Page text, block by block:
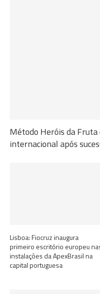
Método Heróis da
internacional após
Lisboa: Fiocruz inaugura
primeiro escritório europeu
instalações da ApexBrasil na
capital portuguesa